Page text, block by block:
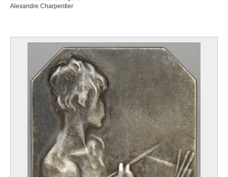
Alexandre Charpentier